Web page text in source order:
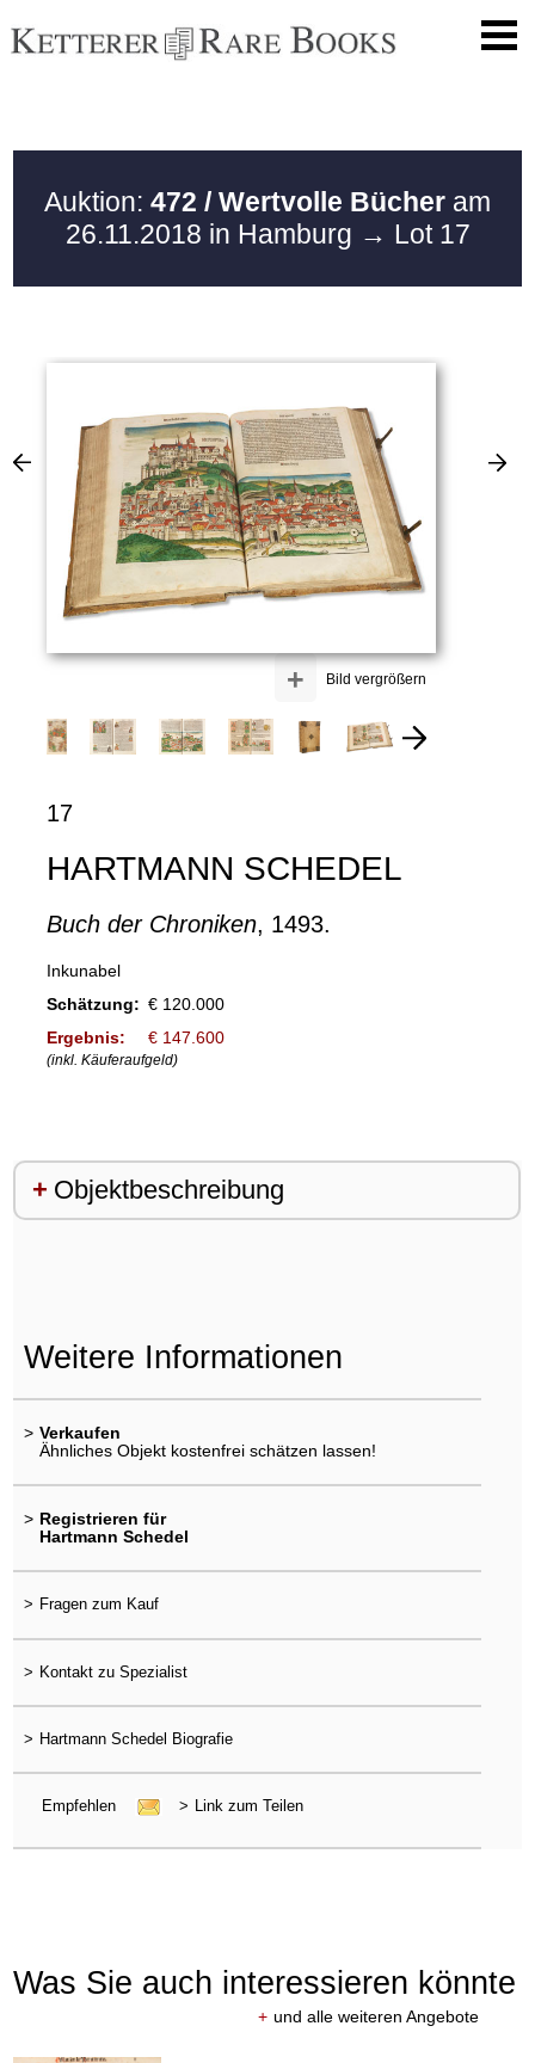
Auktion: 472 / Wertvolle Bücher am
26.11.2018 in Hamburg → Lot 17
Bild vergrößern
+
17
HARTMANN SCHEDEL
Buch der Chroniken, 1493.
Inkunabel
Schätzung: € 120.000
Ergebnis:
€ 147.600
(inkl. Käuferaufgeld)
Objektbeschreibung
Weitere Informationen
> Verkaufen
Ähnliches Objekt kostenfrei schätzen lassen!
> Registrieren für
Hartmann Schedel
> Fragen zum Kauf
> Kontakt zu Spezialist
> Hartmann Schedel Biografie
Empfehlen > Link zum Teilen
Was Sie auch interessieren könnte
+ und alle weiteren Angebote